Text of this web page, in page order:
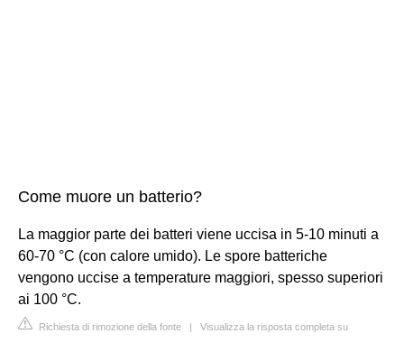
Come muore un batterio?
La maggior parte dei batteri viene uccisa in 5-10 minuti a
60-70 °C (con calore umido). Le spore batteriche
vengono uccise a temperature maggiori, spesso superiori
ai 100 °C.
Richiesta di rimozione della fonte | Visualizza la risposta completa su